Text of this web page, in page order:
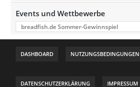
Events und Wettbewerbe
breadfish.de Sommer-Gewinnspiel
DASHBOARD NUTZUNGSBEDINGUNGEN
DATENSCHUTZERKLÄRUNG IMPRESSUM